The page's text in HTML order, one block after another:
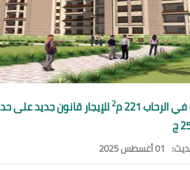
فيالرحاب 2للإيجار قانون جديد على
ج
01 أغسطس 2025